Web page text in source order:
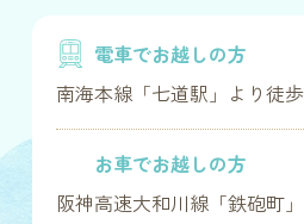
電車でお越しの方
南海本線「七道駅」より徒
お車でお越しの方
阪神高速大和川線「鉄砲町